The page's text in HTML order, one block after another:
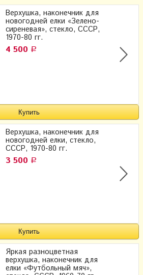
Верхушка, наконечник для
новогодней елки «Зелено-
сиреневая», стекло, СССР,
1970-80 гг.
4 500 Р
Верхушка, наконечник для
новогодней елки, стекло,
СССР, 1970-80 гг.
3 500 Р
Яркая разноцветная
верхушка, наконечник для
елки «Футбольный мяч»,